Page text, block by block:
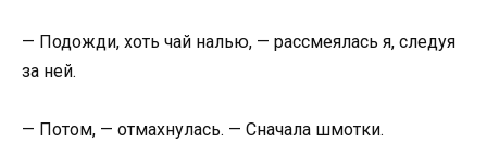
— Подожди, хоть чай налью, — рассмеялась я, следуя
за ней.
— Потом, — отмахнулась. — Сначала шмотки.